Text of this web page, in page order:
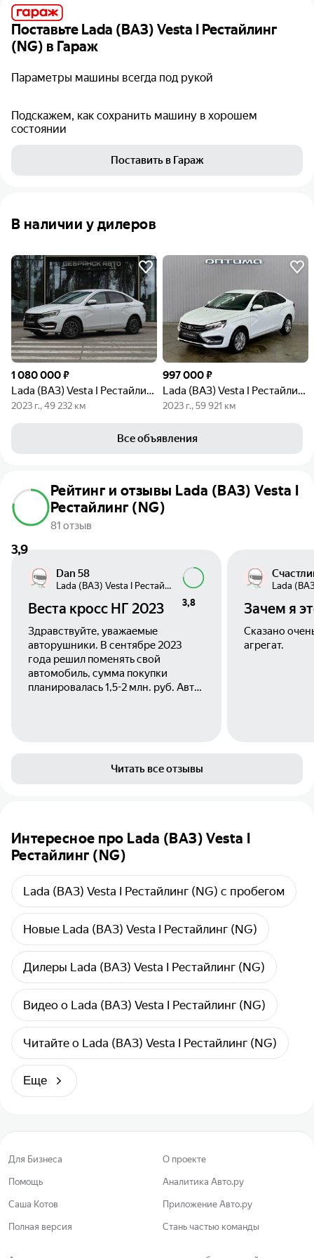
Поставьте Lada (ВАЗ) Vesta I Рестайлинг
(NG) в Гараж
Параметры машины всегда под рукой
Подскажем, как сохранить машину в хорошем
состоянии
Поставить в Гараж
В наличии у дилеров
1 080 000 ₽
Lada (ВАЗ) Vesta I Рестайлинг (NG)
2023 г., 49 232 км
997 000 ₽
Lada (ВАЗ) Vesta I Рестайлинг (NG)
2023 г., 59 921 км
Все объявления
3,9
Рейтинг и отзывы Lada (ВАЗ) Vesta I
Рестайлинг (NG)
81 отзыв
Dan 58
Lada (ВАЗ) Vesta I Рестайлинг (NG)
3,8
Веста кросс НГ 2023
Здравствуйте, уважаемые
авторушники. В сентябре 2023
года решил поменять свой
автомобиль, сумма покупки
планировалась 1,5-2 млн. руб. Авто
приятно забирать из автосалона
Зачем я
Сказано
агрегат.
Читать все отзывы
Интересное про Lada (ВАЗ) Vesta I
Рестайлинг (NG)
Lada (ВАЗ) Vesta I Рестайлинг (NG) с пробегом
Новые Lada (ВАЗ) Vesta I Рестайлинг (NG)
Дилеры Lada (ВАЗ) Vesta I Рестайлинг (NG)
Видео о Lada (ВАЗ) Vesta I Рестайлинг (NG)
Читайте о Lada (ВАЗ) Vesta I Рестайлинг (NG)
Еще
Для Бизнеса О проекте
Помощь Аналитика Авто.ру
Саша Котов Приложение Авто.ру
Полная версия Стань частью команды